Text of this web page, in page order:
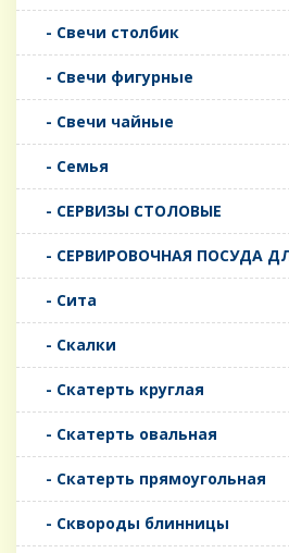
- Свечи столбик
- Свечи фигурные
- Свечи чайные
- Семья
- СЕРВИЗЫ СТОЛОВЫЕ
- СЕРВИРОВОЧНАЯ ПОСУДА
- Сита
- Скалки
- Скатерть круглая
- Скатерть овальная
- Скатерть прямоугольная
- Сквороды блинницы